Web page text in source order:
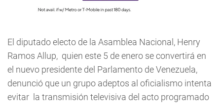
El diputado electo de la Asamblea Nacional, Henry
Ramos Allup, quien este 5 de enero se convertirá en
el nuevo presidente del Parlamento de Venezuela,
denunció que un grupo adeptos al oficialismo intenta
evitar la transmisión televisiva del acto programado